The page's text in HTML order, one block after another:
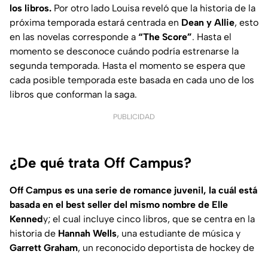
los libros. Por otro lado Louisa reveló que la historia de la
próxima temporada estará centrada en Dean y Allie, esto
en las novelas corresponde a “The Score”. Hasta el
momento se desconoce cuándo podría estrenarse la
segunda temporada. Hasta el momento se espera que
cada posible temporada este basada en cada uno de los
libros que conforman la saga.
PUBLICIDAD
¿De qué trata Off Campus?
Off Campus es una serie de romance juvenil, la cuál está
basada en el best seller del mismo nombre de Elle
Kennedy; el cual incluye cinco libros, que se centra en la
historia de Hannah Wells, una estudiante de música y
Garrett Graham, un reconocido deportista de hockey de